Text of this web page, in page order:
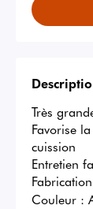
Très
Favorise
cuission
Entretien
Couleur :